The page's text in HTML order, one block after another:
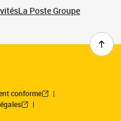
La Poste Groupe
conforme